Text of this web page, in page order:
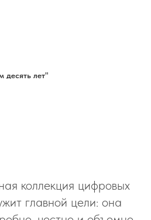
десять лет"
коллекция цифровых
главной цели: она